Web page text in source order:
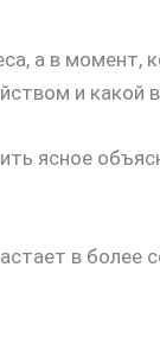
а в
и какой
ясное
в